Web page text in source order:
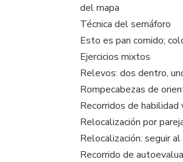
del mapa
Técnica del semáforo
Esto es pan comido;
Ejercicios mixtos
Relevos: dos dentro,
Rompecabezas de
Recorridos de habilidad
Relocalización por
Relocalización: seguir
Recorrido de